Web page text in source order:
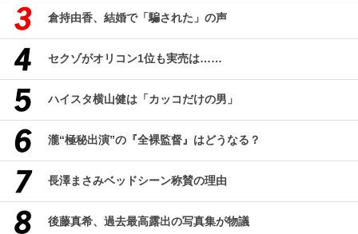
倉持由香、結婚で「騙された」の声
セクゾがオリコン1位も実売は……
ハイスタ横山健は「カッコだけの男」
瀧“極秘出演”の『全裸監督』はどうなる？
長澤まさみベッドシーン称賛の理由
後藤真希、過去最高露出の写真集が物議